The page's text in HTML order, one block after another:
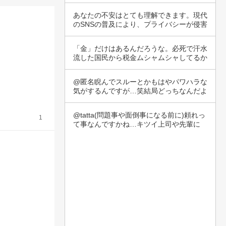
1
あなたの不安はとても理解できます。現代
のSNSの普及により、プライバシーが侵害
「金」だけはあるんだろうな。必死で汗水
流した国民から税金ムシャムシャしてるか
@匿名睨んでスルーとかもはやパワハラな
気がするんですが…笑結局どっちなんだよ
@tatta(問題事や面倒事になる前に)頼れっ
て事なんですかね…キツイ上司や先輩に